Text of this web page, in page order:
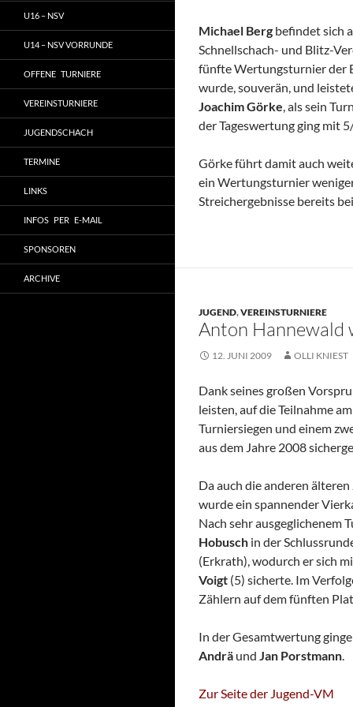
Michael Berg befindet sich
Schnellschach- und Blitz-
fünfte Wertungsturnier der
wurde, souverän, und
Joachim Görke, als sein
der Tageswertung ging mit
Görke führt damit auch
ein Wertungsturnier
Streichergebnisse bereits
JUGEND,VEREINSTURNIERE
Anton Hannewald
12. JUNI 2009 OLLI KNIEST
Dank seines großen
leisten, auf die Teilnahme
Turniersiegen und einem
aus dem Jahre 2008
Da auch die anderen
wurde ein spannender
Nach sehr ausgeglichenem
Hobusch in der
(Erkrath), wodurch er sich
Voigt (5) sicherte. Im
Zählern auf dem fünften
In der Gesamtwertung
Andrä und Jan Porstmann.
Zur Seite der Jugend-VM
U16 – NSV
U14 – NSV VORRUNDE
OFFENE TURNIERE
VEREINSTURNIERE
JUGENDSCHACH
TERMINE
LINKS
INFOS PER E-MAIL
SPONSOREN
ARCHIVE